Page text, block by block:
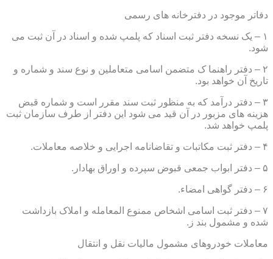
دفاتر موجود در دفترخانه های رسمی
۱ – یک نسخه دفتر ثبت اسناد که پلمپ شده و اسناد در آن ثبت می
شود.
۲ – دفتر راهنما ک متضمن اسامی متعاملین و نوع سند و شماره و
تاریخ آن خواهد بود.
۳ – دفتر درآمد که به منظور ثبت سند مقرر است و شماره قبض
هزینه های مزبور در آن قید می شود این دفتر از طرف سازمان ثبت
پلمپ خواهد شد.
۴ – دفتر ثبت مکاتبات و تقاضانامه اجرایی و خلاصه معاملات.
۵ – دفتر ابواب جمعی قبوض سپرده و اوراق بهادار.
۶ – دفتر گواهی امضاء.
۷ – دفتر ثبت اسامی اشخاص ممنوع المعامله و املاک بازداشت
شده و مشمول بند ز.
معاملات خودروهای مشمول مالیات نقل و انتقال